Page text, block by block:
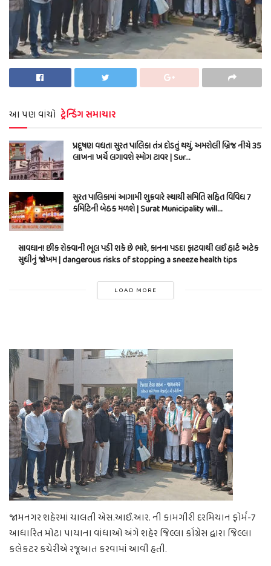
આ પણ વાંચો ટ્રેન્ડિંગ સમાચાર
પ્રદૂષણ વધતા સુરત પાલિકા તંત્ર દોડતું થયું, અમરોલી બ્રિજ નીચે 35
લાખના ખર્ચે લગાવશે સ્મોગ ટાવર | Sur…
સુરત પાલિકામાં આગામી શુક્રવારે સ્થાયી સમિતિ સહિત વિવિધ 7
કમિટિની બેઠક મળશે | Surat Municipality will…
સાવધાન! છીંક રોકવાની ભૂલ પડી શકે છે ભારે, કાનના પડદા ફાટવાથી લઈ હાર્ટ અટેક
સુધીનું જોખમ | dangerous risks of stopping a sneeze health tips
LOAD MORE
જામનગર શહેરમાં ચાલતી એસ.આઈ.આર. ની કામગીરી દરમિયાન ફોર્મ-7
આધારિત મોટા પાયાના વાંધાઓ અંગે શહેર જિલ્લા કોંગ્રેસ દ્વારા જિલ્લા
કલેકટર કચેરીએ રજૂઆત કરવામાં આવી હતી.